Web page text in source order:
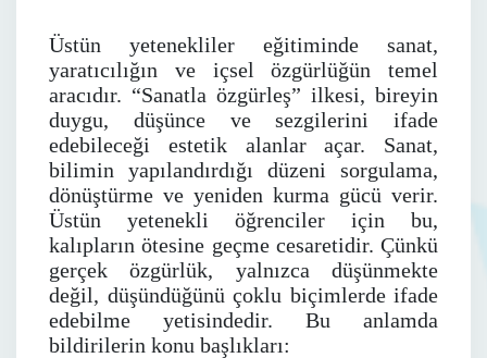
Üstün yetenekliler eğitiminde sanat,
yaratıcılığın ve içsel özgürlüğün temel
aracıdır. “Sanatla özgürleş” ilkesi, bireyin
duygu, düşünce ve sezgilerini ifade
edebileceği estetik alanlar açar. Sanat,
bilimin yapılandırdığı düzeni sorgulama,
dönüştürme ve yeniden kurma gücü verir.
Üstün yetenekli öğrenciler için bu,
kalıpların ötesine geçme cesaretidir. Çünkü
gerçek özgürlük, yalnızca düşünmekte
değil, düşündüğünü çoklu biçimlerde ifade
edebilme yetisindedir. Bu anlamda
bildirilerin konu başlıkları: